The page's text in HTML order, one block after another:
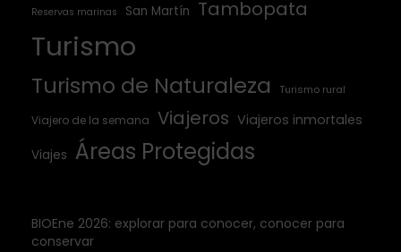
Reservas marinas San Martín Tambopata
Turismo
Turismo de Naturaleza Turismo rural
Viajero de la semana Viajeros Viajeros inmortales
Viajes Áreas Protegidas
BIOEne 2026: explorar para conocer, conocer para
conservar